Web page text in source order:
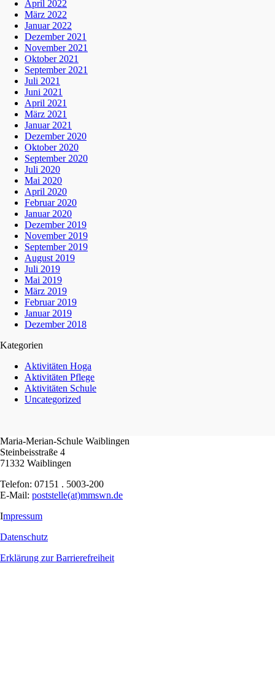
April 2022
März 2022
Januar 2022
Dezember 2021
November 2021
Oktober 2021
September 2021
Juli 2021
Juni 2021
April 2021
März 2021
Januar 2021
Dezember 2020
Oktober 2020
September 2020
Juli 2020
Mai 2020
April 2020
Februar 2020
Januar 2020
Dezember 2019
November 2019
September 2019
August 2019
Juli 2019
Mai 2019
März 2019
Februar 2019
Januar 2019
Dezember 2018
Kategorien
Aktivitäten Hoga
Aktivitäten Pflege
Aktivitäten Schule
Uncategorized
Maria-Merian-Schule Waiblingen
Steinbeisstraße 4
71332 Waiblingen
Telefon: 07151 . 5003-200
E-Mail: poststelle(at)mmswn.de
Impressum
Datenschutz
Erklärung zur Barrierefreiheit